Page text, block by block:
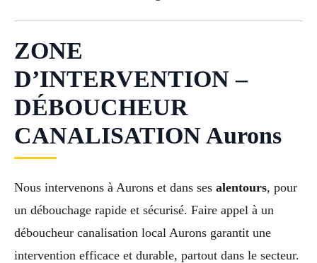
ZONE
D’INTERVENTION –
DÉBOUCHEUR
CANALISATION Aurons
Nous intervenons à Aurons et dans ses alentours, pour
un débouchage rapide et sécurisé. Faire appel à un
déboucheur canalisation local Aurons garantit une
intervention efficace et durable, partout dans le secteur.